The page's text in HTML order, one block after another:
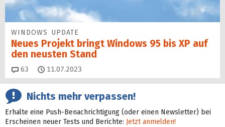
WINDOWS UPDATE
Neues Projekt bringt Windows 95 bis XP auf
den neusten Stand
63 Kommentare
11.07.2023
Nichts mehr verpassen!
Erhalte eine Push-Benachrichtigung (oder einen Newsletter) bei
Erscheinen neuer Tests und Berichte: Jetzt anmelden!